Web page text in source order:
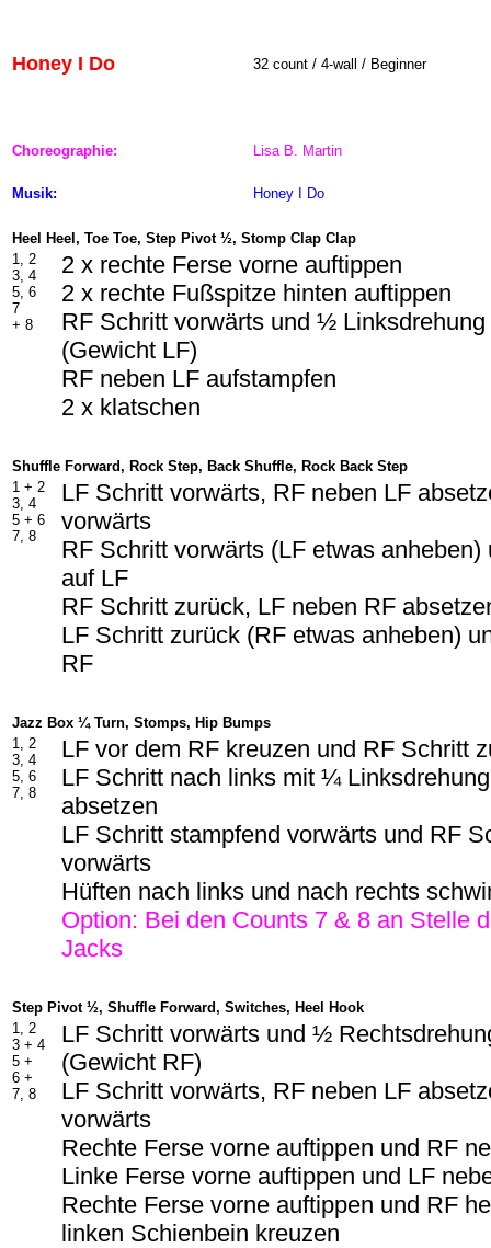
Honey I Do 32 count / 4-wall / Beginner
Choreographie: Lisa B. Martin
Musik: Honey I Do
Heel Heel, Toe Toe, Step Pivot ½, Stomp Clap Clap
1, 2
3, 4
5, 6
7
+ 8
2 x rechte Ferse vorne auftippen
2 x rechte Fußspitze hinten auftippen
RF Schritt vorwärts und ½
(Gewicht LF)
RF neben LF aufstampfen
2 x klatschen
Shuffle Forward, Rock Step, Back Shuffle, Rock Back Step
1 + 2
3, 4
5 + 6
7, 8
LF Schritt vorwärts, RF neben LF
vorwärts
RF Schritt vorwärts (LF etwas
auf LF
RF Schritt zurück, LF neben RF
LF Schritt zurück (RF etwas anheben)
RF
Jazz Box ¼ Turn, Stomps, Hip Bumps
1, 2
3, 4
5, 6
7, 8
LF vor dem RF kreuzen und RF Schritt
LF Schritt nach links mit ¼
absetzen
LF Schritt stampfend vorwärts und RF
vorwärts
Hüften nach links und nach rechts
Option: Bei den Counts 7 & 8 an Stelle
Jacks
Step Pivot ½, Shuffle Forward, Switches, Heel Hook
1, 2
3 + 4
5 +
6 +
7, 8
LF Schritt vorwärts und ½
(Gewicht RF)
LF Schritt vorwärts, RF neben LF
vorwärts
Rechte Ferse vorne auftippen und RF
Linke Ferse vorne auftippen und LF
Rechte Ferse vorne auftippen und RF
linken Schienbein kreuzen